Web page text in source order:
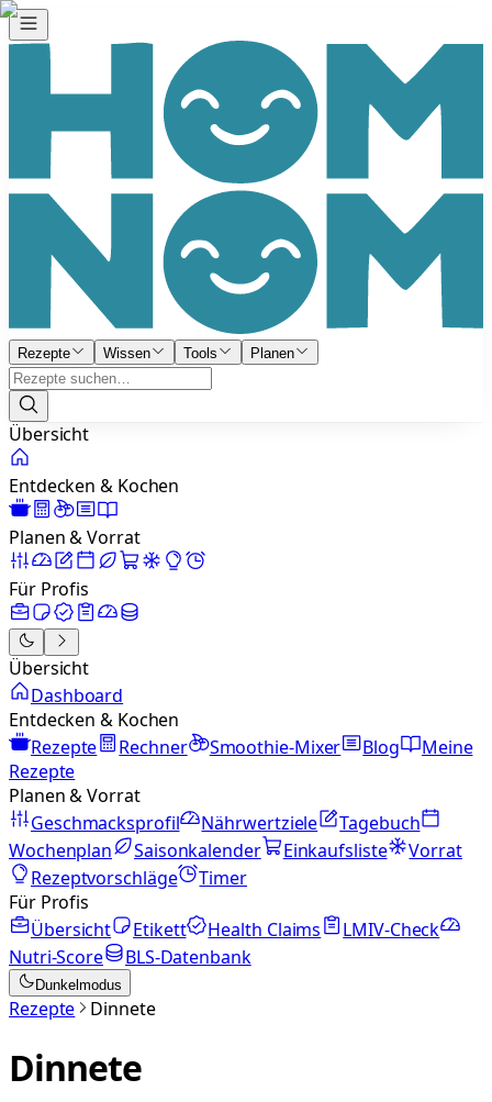
Rezepte Wissen Tools Planen
Übersicht
Entdecken & Kochen
Planen & Vorrat
Für Profis
Übersicht
Dashboard
Entdecken & Kochen
Rezepte
Rechner Smoothie-Mixer Blog
Meine
Rezepte
Planen & Vorrat
Geschmacksprofil
Nährwertziele
Tagebuch
Wochenplan
Saisonkalender Einkaufsliste
Vorrat
Rezeptvorschläge
Timer
Für Profis
Übersicht
Etikett Health Claims
LMIV-Check
Nutri-Score
BLS-Datenbank
Dunkelmodus
Rezepte Dinnete
Dinnete